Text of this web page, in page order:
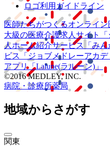
ロゴ利用ガイドライン
医師たちがつくるオンライ
大級の医療介護求人サイト
人ホーム紹介サービス
「み
ビス
「ジョブメドレーアカデ
アプリ「Lalune(ラルーン)」
©2016 MEDLEY, INC.
病院・診療所薬局
地域からさがす
関東